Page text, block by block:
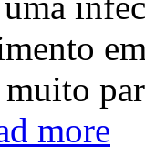
muito
more